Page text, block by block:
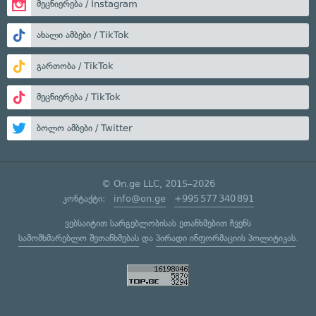
მეცნიერება / Instagram
ახალი ამბები / TikTok
გართობა / TikTok
მეცნიერება / TikTok
ბოლო ამბები / Twitter
© On.ge LLC, 2015–2026
კონტაქტი: info@on.ge +995 577 340 891
ვებსაიტით სარგებლობისას ეთანხმებით ჩვენს
სამომხმარებლო შეთანხმებასდა პირადი ინფორმაციის პოლიტიკას.